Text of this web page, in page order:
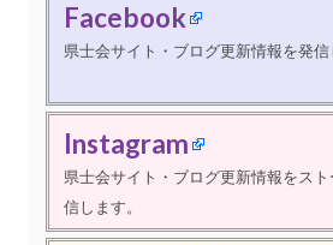
Facebook
県士会サイト・ブログ更新情報を発信
Instagram
県士会サイト・ブログ更新情報をス
信します。